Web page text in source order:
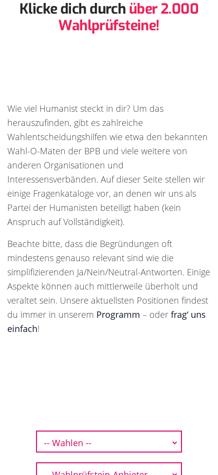
Klicke dich durch über 2.000
Wahlprüfsteine!
Wie viel Humanist steckt in dir? Um das
herauszufinden, gibt es zahlreiche
Wahlentscheidungshilfen wie etwa den bekannten
Wahl-O-Maten der BPB und viele weitere von
anderen Organisationen und
Interessensverbänden. Auf dieser Seite stellen wir
einige Fragenkataloge vor, an denen wir uns als
Partei der Humanisten beteiligt haben (kein
Anspruch auf Vollständigkeit).
Beachte bitte, dass die Begründungen oft
mindestens genauso relevant sind wie die
simplifizierenden Ja/Nein/Neutral-Antworten. Einige
Aspekte können auch mittlerweile überholt und
veraltet sein. Unsere aktuellsten Positionen findest
du immer in unserem Programm – oder frag‘ uns
einfach!